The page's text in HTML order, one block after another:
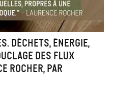
Déchets, énergie,
des flux
Rocher, par